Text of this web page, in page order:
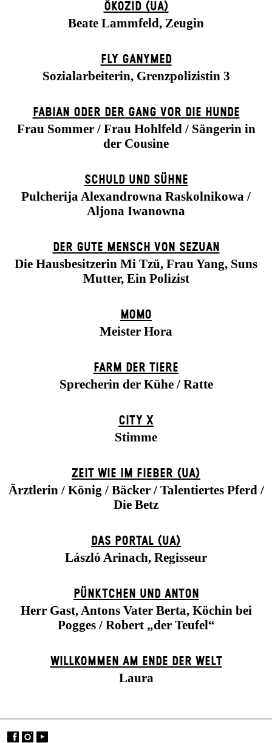
ÖKOZID (UA)
Beate Lammfeld, Zeugin
FLY GANYMED
Sozialarbeiterin, Grenzpolizistin 3
FABIAN ODER DER GANG VOR DIE HUNDE
Frau Sommer / Frau Hohlfeld / Sängerin in
der Cousine
SCHULD UND SÜHNE
Pulcherija Alexandrowna Raskolnikowa /
Aljona Iwanowna
DER GUTE MENSCH VON SEZUAN
Die Hausbesitzerin Mi Tzü, Frau Yang, Suns
Mutter, Ein Polizist
MOMO
Meister Hora
FARM DER TIERE
Sprecherin der Kühe / Ratte
CITY X
Stimme
ZEIT WIE IM FIEBER (UA)
Ärztlerin / König / Bäcker / Talentiertes Pferd /
Die Betz
DAS POR­TAL (UA)
László Arinach, Regisseur
PÜNKTCHEN UND ANTON
Herr Gast, Antons Vater Berta, Köchin bei
Pogges / Robert „der Teufel“
WILLKOMMEN AM ENDE DER WELT
Laura